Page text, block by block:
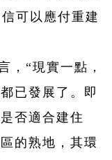
可以應付重建
，“現實一點，
已發展了。即
否適合建住
的熟地，其環